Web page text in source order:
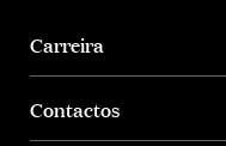
Carreira
Contactos